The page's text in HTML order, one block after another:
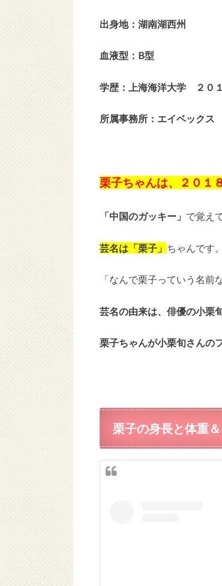
出身地：湖南湖西州
血液型：B型
学歴：上海海洋大学 ２０
所属事務所：エイベックス
栗子ちゃんは、２０１
「中国のガッキー」 で覚え
芸名は「栗子」 ちゃんです。
「なんで栗子っていう名
芸名の由来は、俳優の小栗
栗子ちゃんが小栗旬さんの
栗子の身長と体重